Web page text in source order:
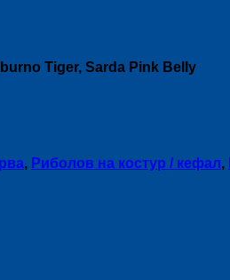
Tiger, Sarda Pink Belly
, Риболов на костур / кефал,